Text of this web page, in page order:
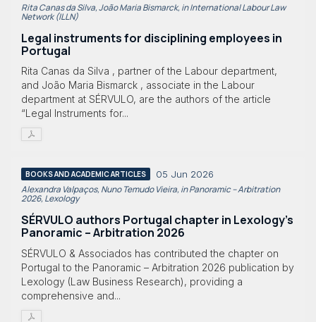
Rita Canas da Silva, João Maria Bismarck, in International Labour Law
Network (ILLN)
Legal instruments for disciplining employees in
Portugal
Rita Canas da Silva , partner of the Labour department,
and João Maria Bismarck , associate in the Labour
department at SÉRVULO, are the authors of the article
“Legal Instruments for...
BOOKS AND ACADEMIC ARTICLES 05 Jun 2026
Alexandra Valpaços, Nuno Temudo Vieira, in Panoramic – Arbitration
2026, Lexology
SÉRVULO authors Portugal chapter in Lexology's
Panoramic – Arbitration 2026
SÉRVULO & Associados has contributed the chapter on
Portugal to the Panoramic – Arbitration 2026 publication by
Lexology (Law Business Research), providing a
comprehensive and...